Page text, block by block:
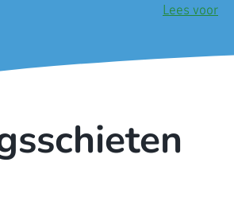
Lees voor